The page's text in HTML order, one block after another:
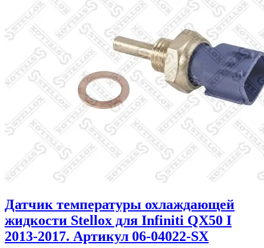
Датчик температуры охлаждающей
жидкости Stellox для Infiniti QX50 I
2013-2017. Артикул 06-04022-SX